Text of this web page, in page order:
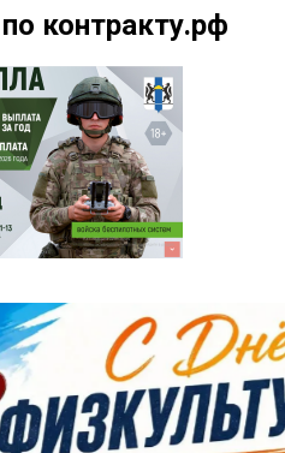
контракту.рф